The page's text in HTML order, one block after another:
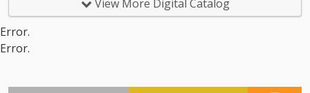
View More Digital Catalog
Error.
Error.